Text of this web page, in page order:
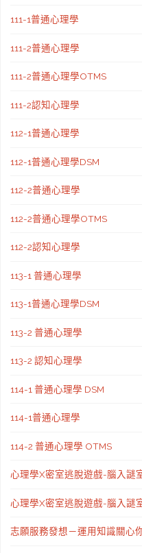
111-1普通心理學
111-2普通心理學
111-2普通心理學OTMS
111-2認知心理學
112-1普通心理學
112-1普通心理學DSM
112-2普通心理學
112-2普通心理學OTMS
112-2認知心理學
113-1 普通心理學
113-1普通心理學DSM
113-2 普通心理學
113-2 認知心理學
114-1 普通心理學 DSM
114-1普通心理學
114-2 普通心理學 OTMS
心理學X密室逃脫遊戲-腦入謎
心理學X密室逃脫遊戲-腦入謎
志願服務發想－運用知識關心